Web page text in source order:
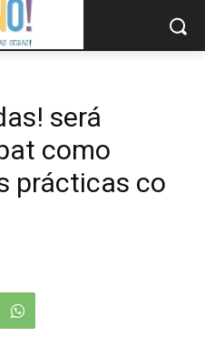
será
como
prácticas co